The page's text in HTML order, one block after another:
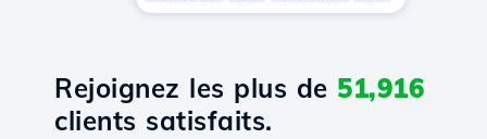
Rejoignez les plus de 51,916
clients satisfaits.